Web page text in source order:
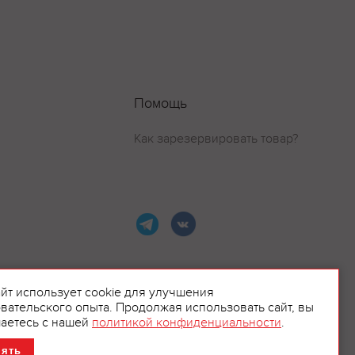
Помощь
Как зарезервировать товар?
использует cookie для улучшения
опыта. Продолжая использовать сайт, вы
с нашей политикой конфиденциальности.